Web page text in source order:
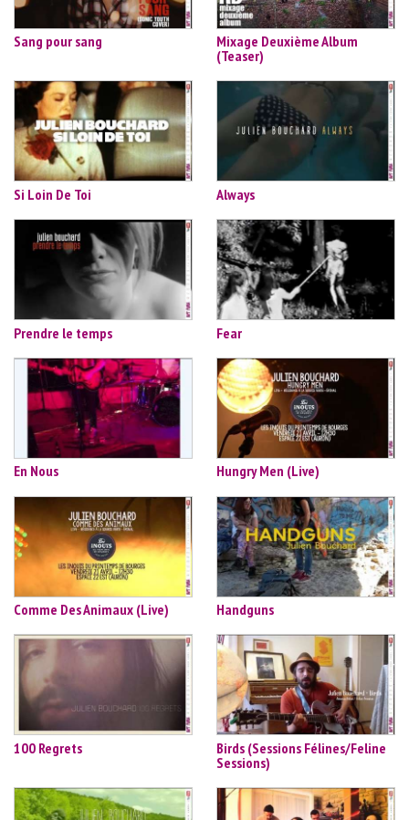
Sang pour sang
Mixage Deuxième Album
(Teaser)
Si Loin De Toi Always
Prendre le temps Fear
En Nous Hungry Men (Live)
Comme Des Animaux (Live) Handguns
100 Regrets
Birds (Sessions Félines/Feline
Sessions)